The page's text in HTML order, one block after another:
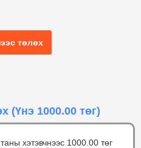
төлөх
(Үнэ 1000.00 төг)
хэтэвчнээс 1000.00 төг